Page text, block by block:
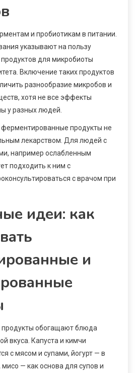
и пробиотикам в питании.
указывают на пользу
для микробиоты
Включение таких продуктов
разнообразие микробов и
хотя не все эффекты
у разных людей.
продукты не
лекарством. Для людей с
например ослабленным
подходить к ним с
с врачом при
идеи: как
и
обогащают блюда
вкуса. Капуста и кимчи
с мясом и супами, йогурт — в
— как основа для супов и